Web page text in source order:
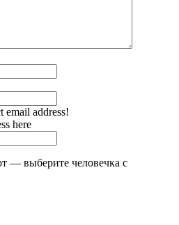
email address!
here
— выберите человечка с